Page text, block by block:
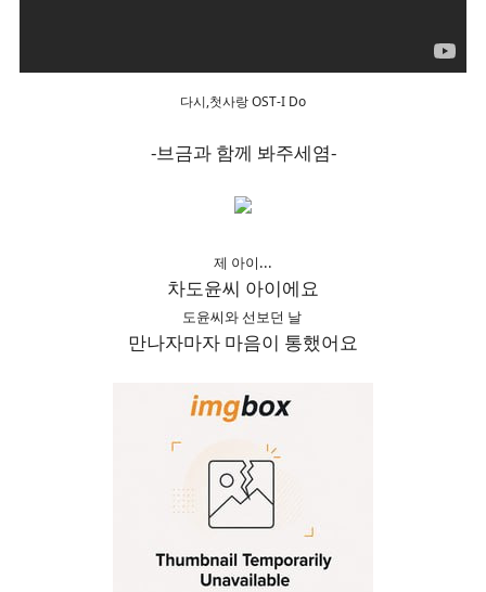
다시,첫사랑 OST-I Do
-브금과 함께 봐주세염-
제 아이...
차도윤씨 아이에요
도윤씨와 선보던 날
만나자마자 마음이 통했어요